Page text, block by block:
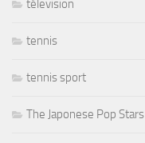
télevision
tennis
tennis sport
The Japonese Pop Stars